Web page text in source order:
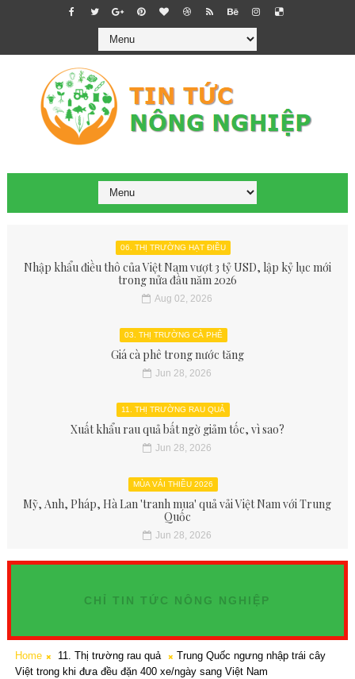
06. THỊ TRƯỜNG HẠT ĐIỀU
Nhập khẩu điều thô của Việt Nam vượt 3 tỷ USD, lập kỷ lục mới
trong nửa đầu năm 2026
Aug 02, 2026
03. THỊ TRƯỜNG CÀ PHÊ
Giá cà phê trong nước tăng
Jun 28, 2026
11. THỊ TRƯỜNG RAU QUẢ
Xuất khẩu rau quả bất ngờ giảm tốc, vì sao?
Jun 28, 2026
MÙA VẢI THIỀU 2026
Mỹ, Anh, Pháp, Hà Lan 'tranh mua' quả vải Việt Nam với Trung
Quốc
Jun 28, 2026
CHỈ TIN TỨC NÔNG NGHIỆP
Home 11. Thị trường rau quả
Trung Quốc ngưng nhập trái cây
Việt trong khi đưa đều đặn 400 xe/ngày sang Việt Nam